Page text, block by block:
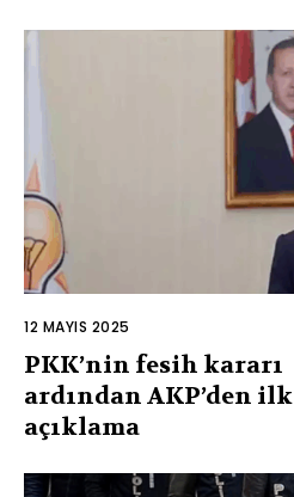
12 MAYIS 2025
PKK’nin fesih kararı
ardından AKP’den ilk
açıklama